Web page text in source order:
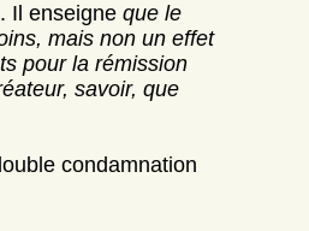
Il enseigne que le
mais non un effet
pour la rémission
savoir, que
condamnation